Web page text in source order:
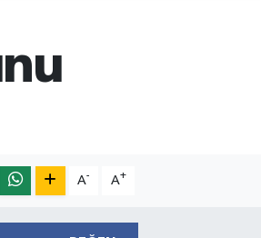
A- A+